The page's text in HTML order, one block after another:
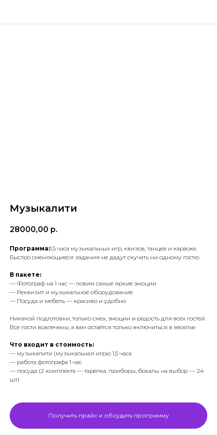
Музыкалити
28000,00 р.
Программа:1,5 часа музыкальных игр, квизов, танцев и караоке.
Быстро сменяющиеся задания не дадут скучать ни одному гостю.
В пакете:
— Фотограф на 1 час — ловим самые яркие эмоции
— Реквизит и музыкальное оборудование
— Посуда и мебель — красиво и удобно
Никакой подготовки, только смех, эмоции и радость для всех гостей.
Все гости вовлечены, а вам остаётся только включиться в веселье.
Что входит в стоимость:
— музыкалити (музыкальная игра) 1,5 часа
— работа фотографа 1 час
— посуда (2 комплекта — тарелка, приборы, бокалы на выбор — 24
шт)
Получить прайс и обсудить программу